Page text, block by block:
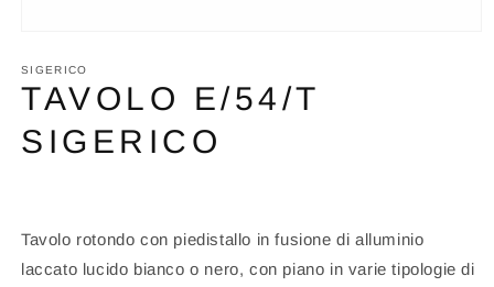
multimediali
1
modale
SIGERICO
TAVOLO E/54/T
SIGERICO
Tavolo rotondo con piedistallo in fusione di alluminio
laccato lucido bianco o nero, con piano in varie tipologie di